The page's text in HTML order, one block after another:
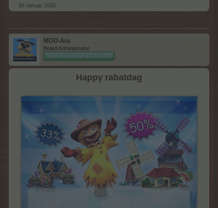
30 Januar 2026
MOD-Ara
Board Administrator
Team Farmerama DA & NO
Happy rabatdag